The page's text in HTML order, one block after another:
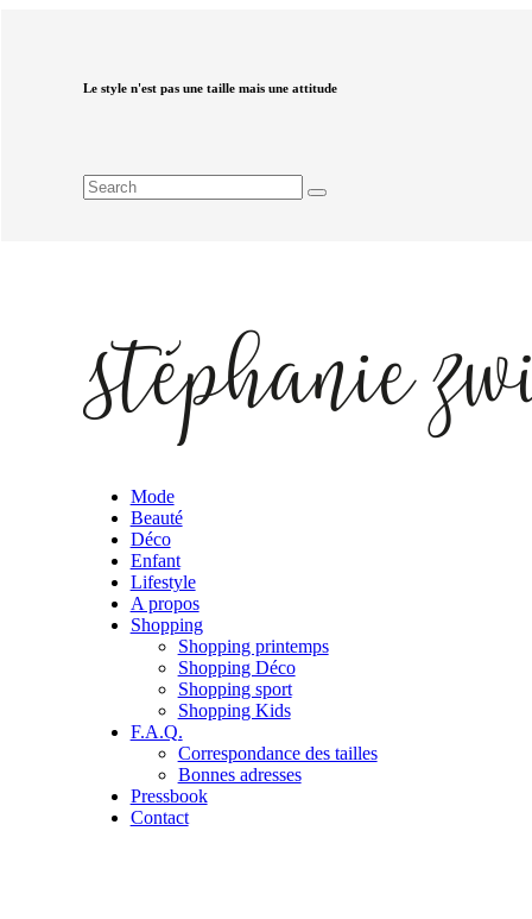
Le style n'est pas une taille mais une attitude
Mode
Beauté
Déco
Enfant
Lifestyle
A propos
Shopping
Shopping printemps
Shopping Déco
Shopping sport
Shopping Kids
F.A.Q.
Correspondance des tailles
Bonnes adresses
Pressbook
Contact